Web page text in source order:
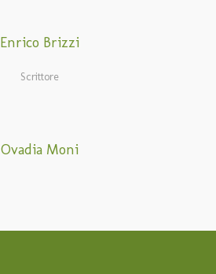
Enrico Brizzi
Scrittore
Ovadia Moni